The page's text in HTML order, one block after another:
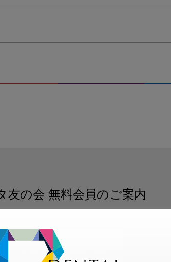
友の会 無料会員のご案内
ルライフデザインをもっと便利にご利用い